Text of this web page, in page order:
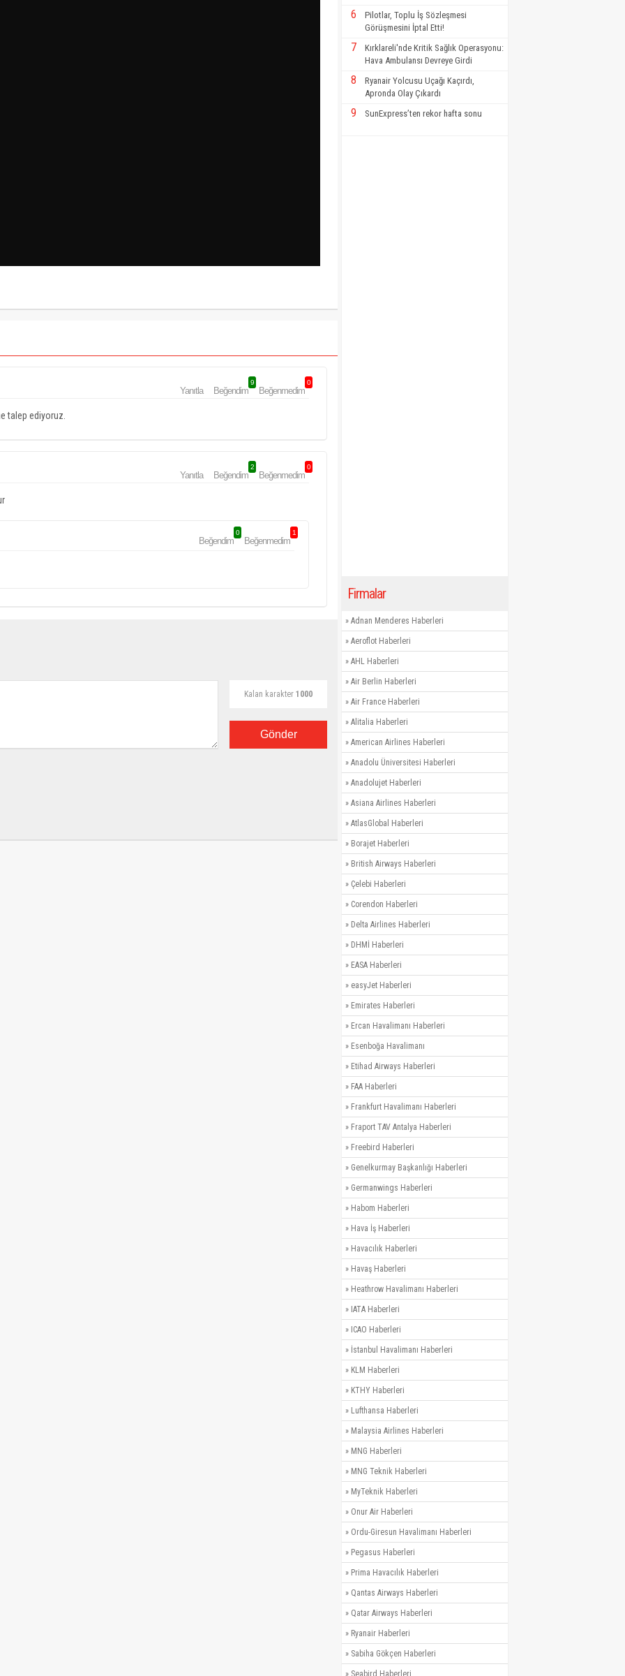
Yanıtla Beğendim
9
Beğenmedim
0
talep ediyoruz.
Yanıtla Beğendim
2
Beğenmedim
0
Beğendim
0
Beğenmedim
1
Kalan karakter 1000
Gönder
6
Pilotlar, Toplu İş Sözleşmesi
Görüşmesini İptal Etti!
7
Kırklareli'nde Kritik Sağlık Operasyonu:
Hava Ambulansı Devreye Girdi
8
Ryanair Yolcusu Uçağı Kaçırdı,
Apronda Olay Çıkardı
9 SunExpress’ten rekor hafta sonu
Firmalar
» Adnan Menderes Haberleri
» Aeroflot Haberleri
» AHL Haberleri
» Air Berlin Haberleri
» Air France Haberleri
» Alitalia Haberleri
» American Airlines Haberleri
» Anadolu Üniversitesi Haberleri
» Anadolujet Haberleri
» Asiana Airlines Haberleri
» AtlasGlobal Haberleri
» Borajet Haberleri
» British Airways Haberleri
» Çelebi Haberleri
» Corendon Haberleri
» Delta Airlines Haberleri
» DHMİ Haberleri
» EASA Haberleri
» easyJet Haberleri
» Emirates Haberleri
» Ercan Havalimanı Haberleri
» Esenboğa Havalimanı
» Etihad Airways Haberleri
» FAA Haberleri
» Frankfurt Havalimanı Haberleri
» Fraport TAV Antalya Haberleri
» Freebird Haberleri
» Genelkurmay Başkanlığı Haberleri
» Germanwings Haberleri
» Habom Haberleri
» Hava İş Haberleri
» Havacılık Haberleri
» Havaş Haberleri
» Heathrow Havalimanı Haberleri
» IATA Haberleri
» ICAO Haberleri
» İstanbul Havalimanı Haberleri
» KLM Haberleri
» KTHY Haberleri
» Lufthansa Haberleri
» Malaysia Airlines Haberleri
» MNG Haberleri
» MNG Teknik Haberleri
» MyTeknik Haberleri
» Onur Air Haberleri
» Ordu-Giresun Havalimanı Haberleri
» Pegasus Haberleri
» Prima Havacılık Haberleri
» Qantas Airways Haberleri
» Qatar Airways Haberleri
» Ryanair Haberleri
» Sabiha Gökçen Haberleri